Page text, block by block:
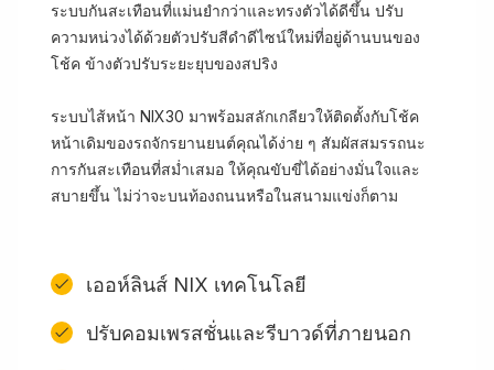
ระบบกันสะเทือนที่แม่นยำกว่าและทรงตัวได้ดีขึ้น ปรับ
ความหน่วงได้ด้วยตัวปรับสีดำดีไซน์ใหม่ที่อยู่ด้านบนของ
โช้ค ข้างตัวปรับระยะยุบของสปริง
ระบบไส้หน้า NIX30 มาพร้อมสลักเกลียวให้ติดตั้งกับโช้ค
หน้าเดิมของรถจักรยานยนต์คุณได้ง่าย ๆ สัมผัสสมรรถนะ
การกันสะเทือนที่สม่ำเสมอ ให้คุณขับขี่ได้อย่างมั่นใจและ
สบายขึ้น ไม่ว่าจะบนท้องถนนหรือในสนามแข่งก็ตาม
เออห์ลินส์ NIX เทคโนโลยี
ปรับคอมเพรสชั่นและรีบาวด์ที่ภายนอก